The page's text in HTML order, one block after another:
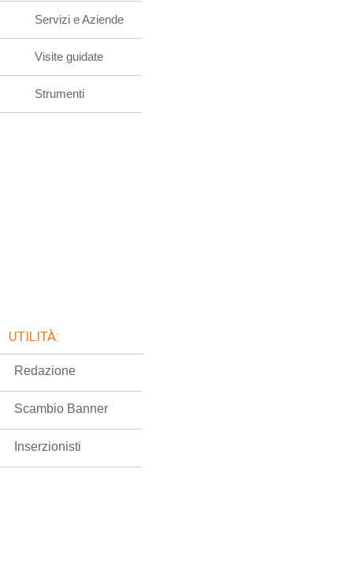
Servizi e Aziende
Visite guidate
Strumenti
UTILITÀ:
Redazione
Scambio Banner
Inserzionisti